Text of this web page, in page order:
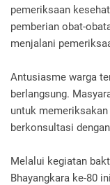
pemeriksaan
pemberian obat-
menjalani
Antusiasme warga
berlangsung.
untuk
berkonsultasi
Melalui kegiatan
Bhayangkara ke-80